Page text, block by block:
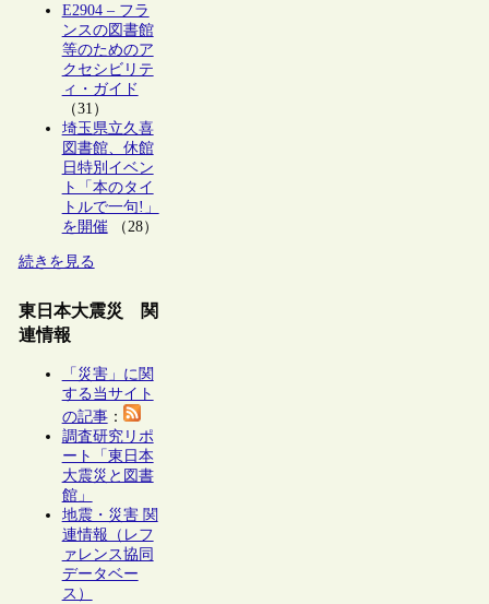
E2904 – フラ
ンスの図書館
等のためのア
クセシビリテ
ィ・ガイド
（31）
埼玉県立久喜
図書館、休館
日特別イベン
ト「本のタイ
トルで一句!」
を開催（28）
続きを見る
東日本大震災 関
連情報
「災害」に関
する当サイト
の記事：
調査研究リポ
ート「東日本
大震災と図書
館」
地震・災害 関
連情報（レフ
ァレンス協同
データベー
ス）